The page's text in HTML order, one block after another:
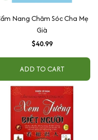
Nang Chăm Sóc Cha Mẹ
Già
$40.99
ADD TO CART